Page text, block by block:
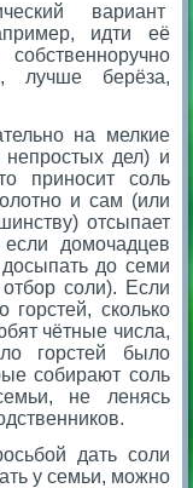
вариант
идти её
лучше берёза,
на мелкие
дел) и
приносит соль
и сам (или
отсыпает
домочадцев
до семи
отбор соли). Если
сколько
чётные числа,
горстей было
собирают соль
не ленясь
дать соли
у семьи, можно